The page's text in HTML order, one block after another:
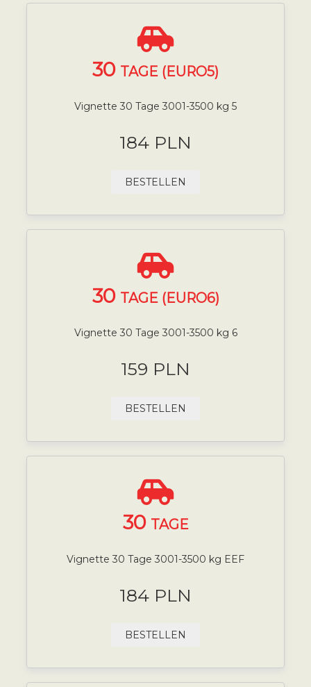
30 TAGE (EURO5)
Vignette 30 Tage 3001-3500 kg 5
184 PLN
BESTELLEN
30 TAGE (EURO6)
Vignette 30 Tage 3001-3500 kg 6
159 PLN
BESTELLEN
30 TAGE
Vignette 30 Tage 3001-3500 kg EEF
184 PLN
BESTELLEN